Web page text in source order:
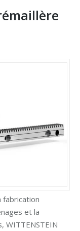
fabrication
et la
WITTENSTEIN